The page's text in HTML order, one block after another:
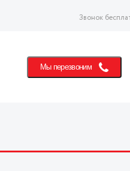
Звонок
Мы перезвоним